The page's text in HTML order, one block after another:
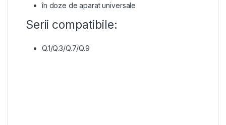
în doze de aparat universale
Serii compatibile:
Q.1/Q.3/Q.7/Q.9